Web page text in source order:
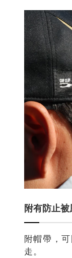
附有防止
附帽帶，
走。